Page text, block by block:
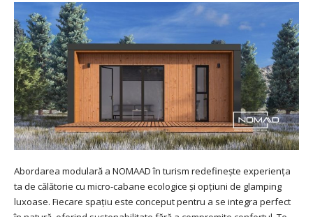
Abordarea modulară a NOMAAD în turism redefinește experiența
ta de călătorie cu micro-cabane ecologice și opțiuni de glamping
luxoase. Fiecare spațiu este conceput pentru a se integra perfect